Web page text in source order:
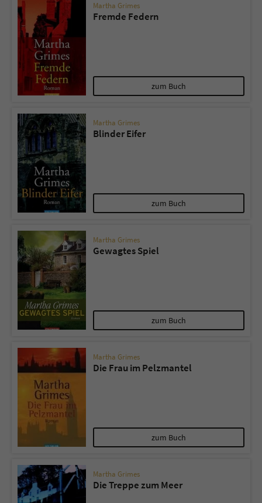
Martha Grimes
Fremde Federn
zum Buch
Martha Grimes
Blinder Eifer
zum Buch
Martha Grimes
Gewagtes Spiel
zum Buch
Martha Grimes
Die Frau im Pelzmantel
zum Buch
Martha Grimes
Die Treppe zum Meer